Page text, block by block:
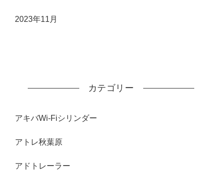
2023年11月
カテゴリー
アキバWi-Fiシリンダー
アトレ秋葉原
アドトレーラー